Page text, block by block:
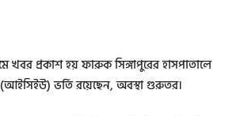
খবর প্রকাশ হয় ফারুক সিঙ্গাপুরের হাসপাতালে
(আইসিইউ) ভর্তি রয়েছেন, অবস্থা গুরুতর।